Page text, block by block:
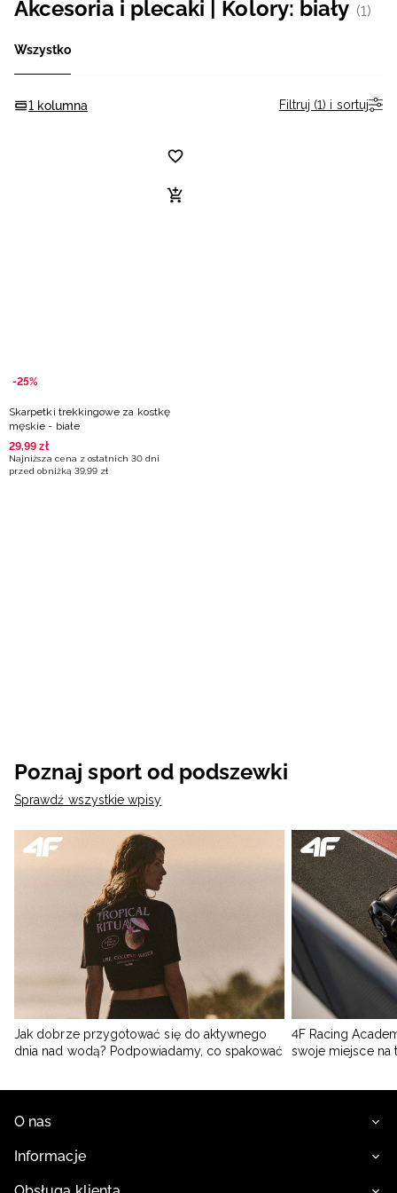
Akcesoria i plecaki | Kolory: biały (1)
Wszystko
1 kolumna Filtruj (1) i sortuj
-25%
Skarpetki trekkingowe za kostkę
męskie - białe
29,99 zł
Najniższa cena z ostatnich 30 dni
przed obniżką 39,99 zł
Poznaj sport od podszewki
Sprawdź wszystkie wpisy
Jak dobrze przygotować się do aktywnego
dnia nad wodą? Podpowiadamy, co spakować
4F Racing
swoje miejsce na
O nas
Informacje
Niemiecki / EUR
Słowacki / EUR